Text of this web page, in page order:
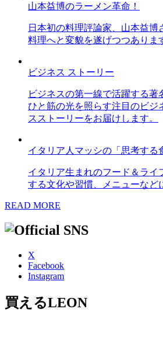
山本益博のラーメン革命！
日本初の料理評論家、山本益
料理へと変貌を遂げつつありま
ビジネス ストーリー
ビジネスの第一線で活躍する
ひと筋の光を照らす注目のビジ
スストーリーをお届けします。
イタリア人マッシの「思考する
イタリア生まれのフード＆ラ
する文化や習慣、メニューなど
READ MORE
X
Facebook
Instagram
買えるLEON